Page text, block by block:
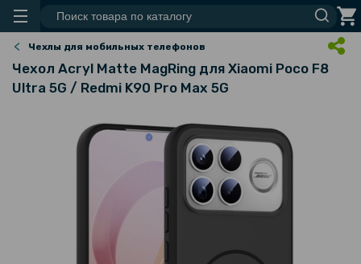
Чехлы для мобильных телефонов
Чехол Acryl Matte MagRing для Xiaomi Poco F8
Ultra 5G / Redmi K90 Pro Max 5G